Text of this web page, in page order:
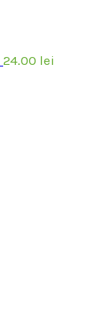
24.00 lei